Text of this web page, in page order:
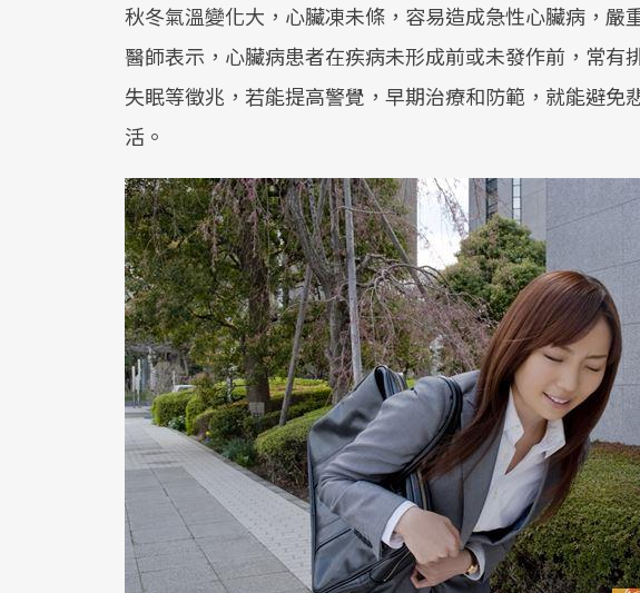
秋冬氣溫變化大，心臟凍未條，容易造成急性心臟病，嚴
醫師表示，心臟病患者在疾病未形成前或未發作前，常有
失眠等徵兆，若能提高警覺，早期治療和防範，就能避免
活。
面
邁
政
照
療
健
全
良
發
建
改